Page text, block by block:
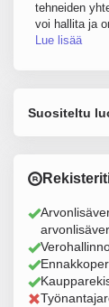
tehneiden
voi hallita ja
Lue lisää
Suositeltu